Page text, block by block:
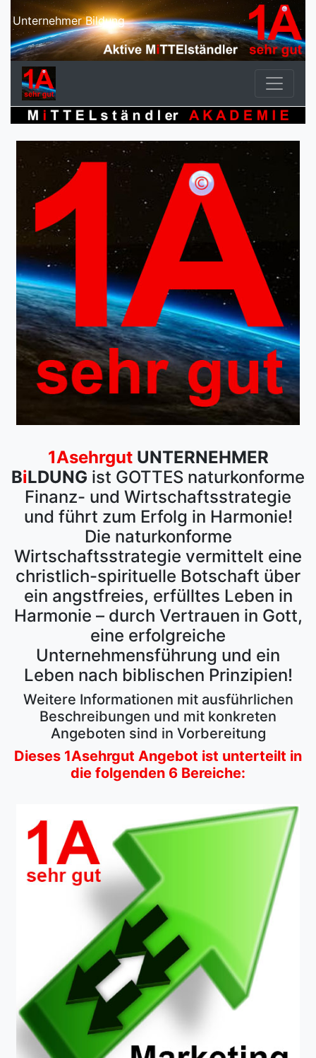
Unternehmer Bildung
1AsehrgutUNTERNEHMER
BiLDUNG ist GOTTES naturkonforme
Finanz- und Wirtschaftsstrategie
und führt zum Erfolg in Harmonie!
Die naturkonforme
Wirtschaftsstrategie vermittelt eine
christlich-spirituelle Botschaft über
ein angstfreies, erfülltes Leben in
Harmonie – durch Vertrauen in Gott,
eine erfolgreiche
Unternehmensführung und ein
Leben nach biblischen Prinzipien!
Weitere Informationen mit ausführlichen
Beschreibungen und mit konkreten
Angeboten sind in Vorbereitung
Dieses 1Asehrgut Angebot ist unterteilt in
die folgenden 6 Bereiche: